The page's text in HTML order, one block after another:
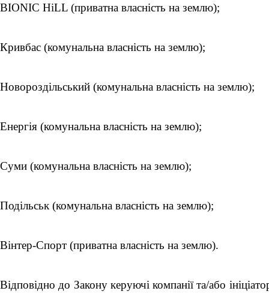
BIONIC HiLL (приватна власність на землю);
Кривбас (комунальна власність на землю);
Новороздільський (комунальна власність на землю);
Енергія (комунальна власність на землю);
Суми (комунальна власність на землю);
Подільськ (комунальна власність на землю);
Вінтер-Спорт (приватна власність на землю).
Відповідно до Закону керуючі компанії та/або